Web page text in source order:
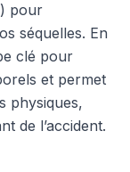
pour
séquelles. En
clé pour
et permet
physiques,
de l’accident.